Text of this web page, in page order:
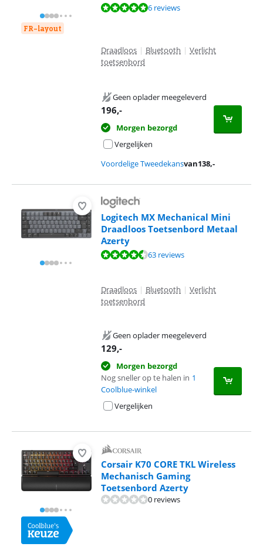
FR-layout
Beoordeling is 9,7 van de 10, gebaseerd op 6 reviews.
6 reviews
Draadloos | Bluetooth | Verlicht
toetsenbord
Geen oplader meegeleverd
196,-
Morgen bezorgd
Vergelijken
Voordelige Tweedekansvan138,-
Logitech MX Mechanical Mini
Draadloos Toetsenbord Metaal
Azerty
Beoordeling is 9,0 van de 10, gebaseerd op 63 reviews.
63 reviews
Draadloos | Bluetooth | Verlicht
toetsenbord
Geen oplader meegeleverd
129,-
Morgen bezorgd
Nog sneller op te halen in 1
Coolblue-winkel
Vergelijken
Corsair K70 CORE TKL Wireless
Mechanisch Gaming
Toetsenbord Azerty
0 reviews